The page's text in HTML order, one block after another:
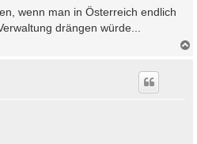
wenn man in Österreich endlich
drängen würde...